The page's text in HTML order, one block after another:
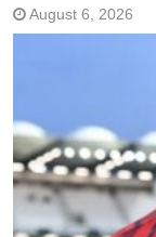
August 6, 2026